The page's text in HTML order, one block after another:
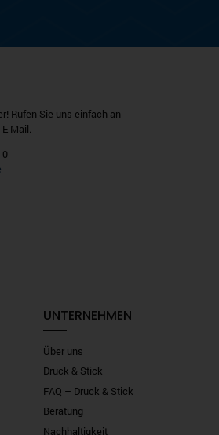
Rufen Sie uns einfach an
Mail.
UNTERNEHMEN
Über uns
Druck & Stick
FAQ – Druck & Stick
Beratung
Nachhaltigkeit